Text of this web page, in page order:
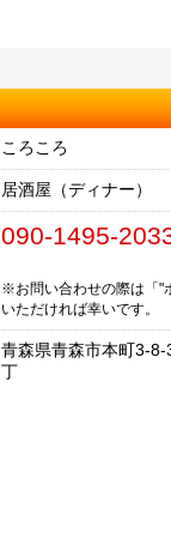
ころころ
居酒屋（ディナー）
090-1495-
※お問い合わせの際は「"
いただければ幸いです。
青森県青森市本町3-
丁